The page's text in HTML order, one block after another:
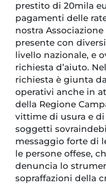
prestito di 20mila
pagamenti delle
nostra
presente con
livello nazionale, e
richiesta d’aiuto.
richiesta è giunta
operativi anche in
della Regione
vittime di usura e di
soggetti
messaggio forte di
le persone offese,
denuncia lo
sopraffazioni della